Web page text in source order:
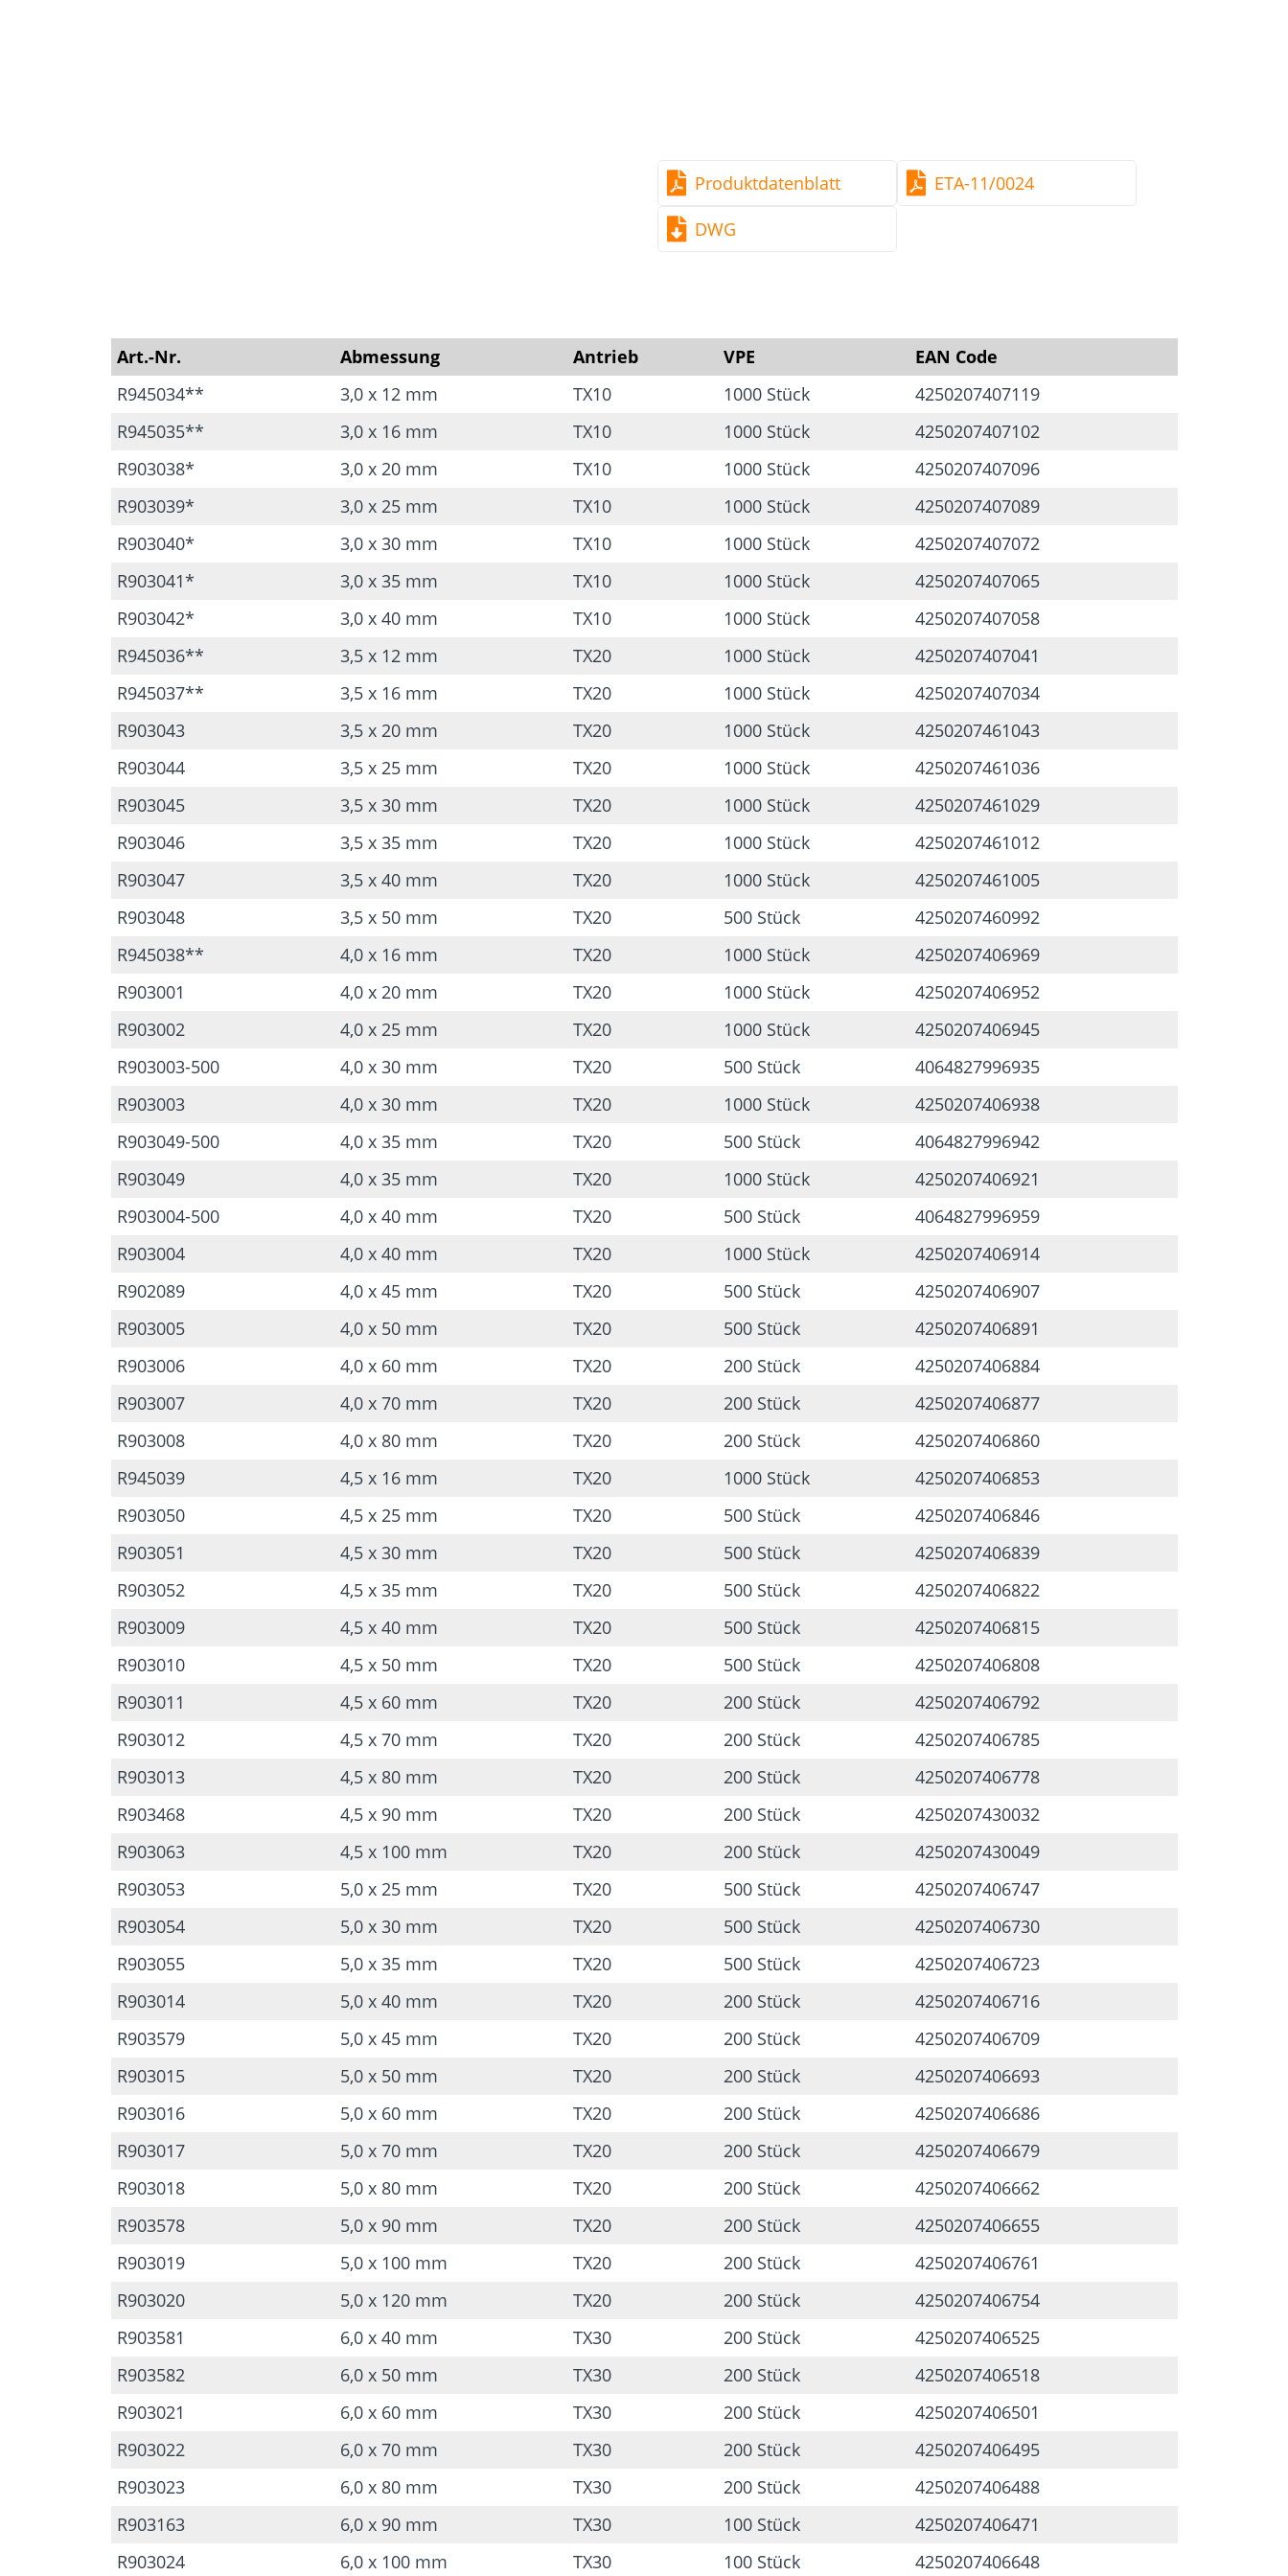
Produktdatenblatt
ETA-11/0024
DWG
Art.-Nr. Abmessung Antrieb VPE
EAN Code
R945034**
3,0 x 12 mm TX10 1000 Stück
4250207407119
R945035**
3,0 x 16 mm TX10 1000 Stück
4250207407102
R903038*
3,0 x 20 mm TX10 1000 Stück
4250207407096
R903039*
3,0 x 25 mm TX10 1000 Stück
4250207407089
R903040*
3,0 x 30 mm TX10 1000 Stück
4250207407072
R903041*
3,0 x 35 mm TX10 1000 Stück
4250207407065
R903042*
3,0 x 40 mm TX10 1000 Stück
4250207407058
R945036**
3,5 x 12 mm TX20 1000 Stück
4250207407041
R945037**
3,5 x 16 mm TX20 1000 Stück
4250207407034
R903043
3,5 x 20 mm TX20 1000 Stück
4250207461043
R903044
3,5 x 25 mm TX20 1000 Stück
4250207461036
R903045
3,5 x 30 mm TX20 1000 Stück
4250207461029
R903046
3,5 x 35 mm TX20 1000 Stück
4250207461012
R903047
3,5 x 40 mm TX20 1000 Stück
4250207461005
R903048
3,5 x 50 mm TX20 500 Stück
4250207460992
R945038**
4,0 x 16 mm TX20 1000 Stück
4250207406969
R903001
4,0 x 20 mm TX20 1000 Stück
4250207406952
R903002
4,0 x 25 mm TX20 1000 Stück
4250207406945
R903003-500
4,0 x 30 mm TX20 500 Stück
4064827996935
R903003
4,0 x 30 mm TX20 1000 Stück
4250207406938
R903049-500
4,0 x 35 mm TX20 500 Stück
4064827996942
R903049
4,0 x 35 mm TX20 1000 Stück
4250207406921
R903004-500
4,0 x 40 mm TX20 500 Stück
4064827996959
R903004
4,0 x 40 mm TX20 1000 Stück
4250207406914
R902089
4,0 x 45 mm TX20 500 Stück
4250207406907
R903005
4,0 x 50 mm TX20 500 Stück
4250207406891
R903006
4,0 x 60 mm TX20 200 Stück
4250207406884
R903007
4,0 x 70 mm TX20 200 Stück
4250207406877
R903008
4,0 x 80 mm TX20 200 Stück
4250207406860
R945039
4,5 x 16 mm TX20 1000 Stück
4250207406853
R903050
4,5 x 25 mm TX20 500 Stück
4250207406846
R903051
4,5 x 30 mm TX20 500 Stück
4250207406839
R903052
4,5 x 35 mm TX20 500 Stück
4250207406822
R903009
4,5 x 40 mm TX20 500 Stück
4250207406815
R903010
4,5 x 50 mm TX20 500 Stück
4250207406808
R903011
4,5 x 60 mm TX20 200 Stück
4250207406792
R903012
4,5 x 70 mm TX20 200 Stück
4250207406785
R903013
4,5 x 80 mm TX20 200 Stück
4250207406778
R903468
4,5 x 90 mm TX20 200 Stück
4250207430032
R903063
4,5 x 100 mm TX20 200 Stück
4250207430049
R903053
5,0 x 25 mm TX20 500 Stück
4250207406747
R903054
5,0 x 30 mm TX20 500 Stück
4250207406730
R903055
5,0 x 35 mm TX20 500 Stück
4250207406723
R903014
5,0 x 40 mm TX20 200 Stück
4250207406716
R903579
5,0 x 45 mm TX20 200 Stück
4250207406709
R903015
5,0 x 50 mm TX20 200 Stück
4250207406693
R903016
5,0 x 60 mm TX20 200 Stück
4250207406686
R903017
5,0 x 70 mm TX20 200 Stück
4250207406679
R903018
5,0 x 80 mm TX20 200 Stück
4250207406662
R903578
5,0 x 90 mm TX20 200 Stück
4250207406655
R903019
5,0 x 100 mm TX20 200 Stück
4250207406761
R903020
5,0 x 120 mm TX20 200 Stück
4250207406754
R903581
6,0 x 40 mm TX30 200 Stück
4250207406525
R903582
6,0 x 50 mm TX30 200 Stück
4250207406518
R903021
6,0 x 60 mm TX30 200 Stück
4250207406501
R903022
6,0 x 70 mm TX30 200 Stück
4250207406495
R903023
6,0 x 80 mm TX30 200 Stück
4250207406488
R903163
6,0 x 90 mm TX30 100 Stück
4250207406471
R903024
6,0 x 100 mm TX30 100 Stück 4250207406648